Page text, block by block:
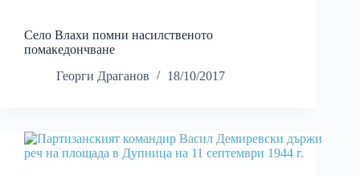
Село Влахи помни насилственото
помакедончване
Георги Драганов
18/10/2017